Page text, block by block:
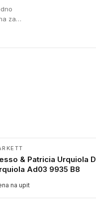
za
& Patricia Urquiola
Ad03 9935 B8
na upit